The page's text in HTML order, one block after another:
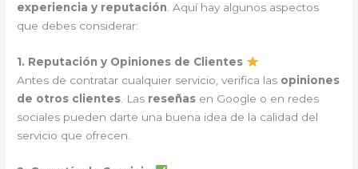
experiencia y reputación . Aquí hay algunos aspectos
que debes considerar:
1. Reputación y Opiniones de Clientes
Antes de contratar cualquier servicio, verifica las opiniones
de otros clientes . Las reseñas en Google o en redes
sociales pueden darte una buena idea de la calidad del
servicio que ofrecen.